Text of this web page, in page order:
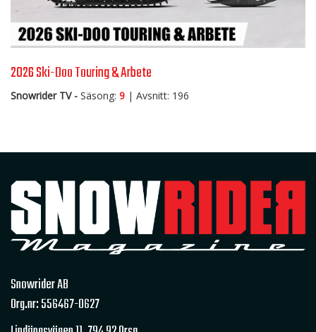
2026 Ski-Doo Touring & Arbete
Snowrider TV - Säsong: 9 | Avsnitt: 196
Snowrider AB
Org.nr: 556467-0627